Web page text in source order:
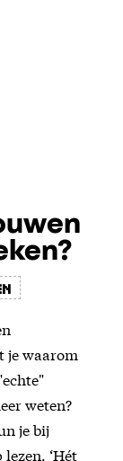
je waarom
weten?
je bij
‘Hét